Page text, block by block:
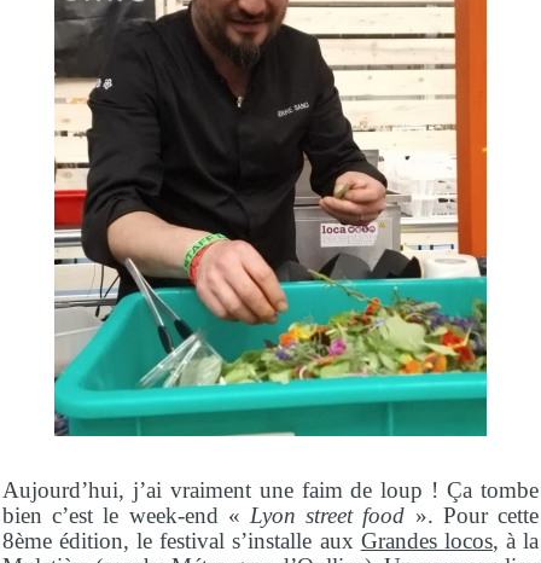
Aujourd’hui, j’ai vraiment une faim de loup ! Ça tombe
bien c’est le week-end « Lyon street food ». Pour cette
8ème édition, le festival s’installe aux Grandes locos, à la